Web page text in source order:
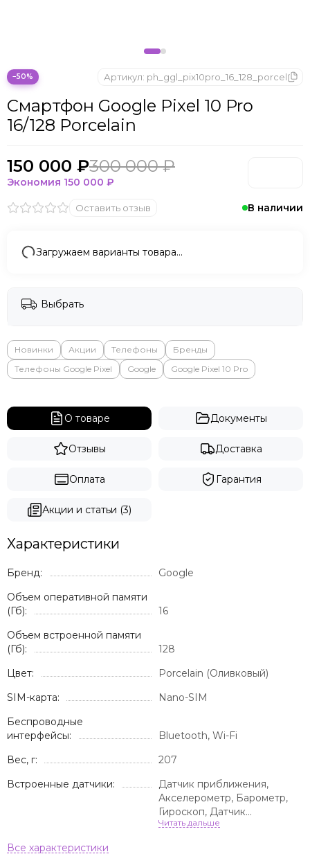
−50%
В наличии
Смартфон Google Pixel 10 Pro
16/128 Porcelain
Артикул: ph_ggl_pix10pro_16_128_porcel
Оставить отзыв
150 000 ₽300 000 ₽
Экономия 150 000 ₽
Загружаем варианты товара…
Выбрать
Новинки Акции Телефоны
Бренды
Телефоны Google Pixel
Google Google Pixel 10 Pro
О товаре Документы
Отзывы Доставка
Оплата Гарантия
Акции и статьи (3)
Характеристики
Бренд:
Google
Объем оперативной памяти
(Гб):
16
Объем встроенной памяти
(Гб):
128
Цвет:
Porcelain (Оливковый)
SIM-карта:
Nano-SIM
Беспроводные
интерфейсы:
Bluetooth, Wi-Fi
Вес, г:
207
Встроенные датчики:
Датчик приближения,
Акселерометр, Барометр,
Гироскоп, Датчик
освещенности, Сканер